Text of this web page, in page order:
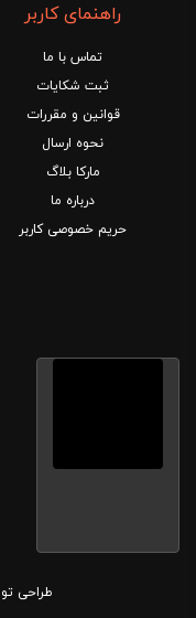
راهنمای کاربر
تماس با ما
ثبت شکایات
قوانین و مقررات
نحوه ارسال
مارکا بلاگ
درباره ما
حریم خصوصی کاربر
طراحی